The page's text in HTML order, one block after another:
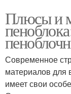
Плюсы и
Современное
материалов для
имеет свои